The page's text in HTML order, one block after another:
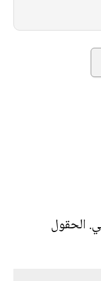
الحقول